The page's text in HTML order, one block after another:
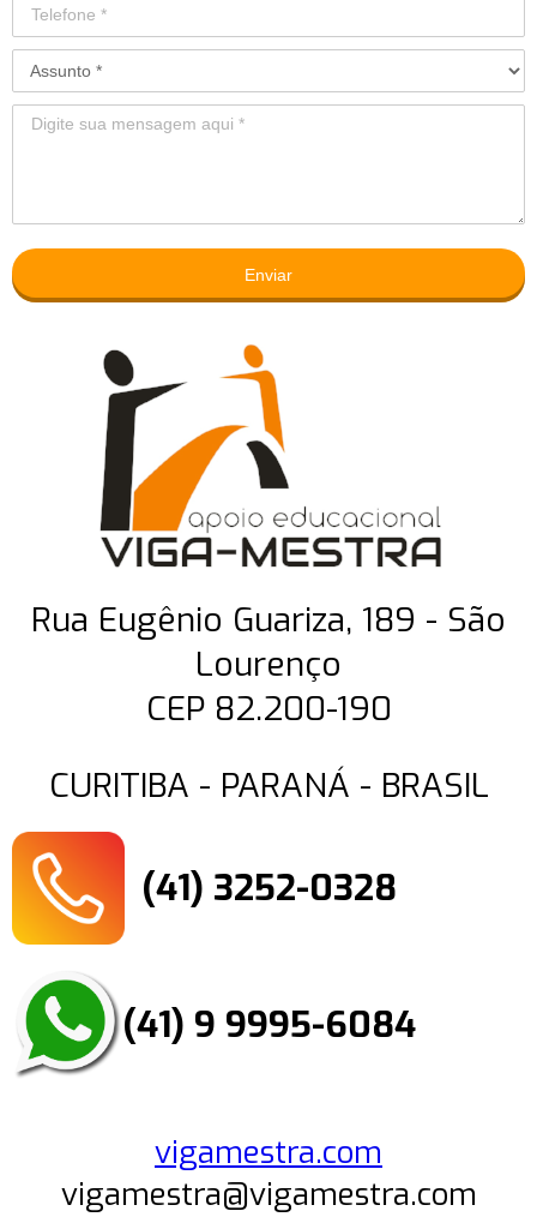
Enviar
Rua Eugênio Guariza, 189 - São
Lourenço
CEP 82.200-190
CURITIBA - PARANÁ - BRASIL
(41) 3252-0328
(41) 9 9995-6084
vigamestra.com
vigamestra@vigamestra.com